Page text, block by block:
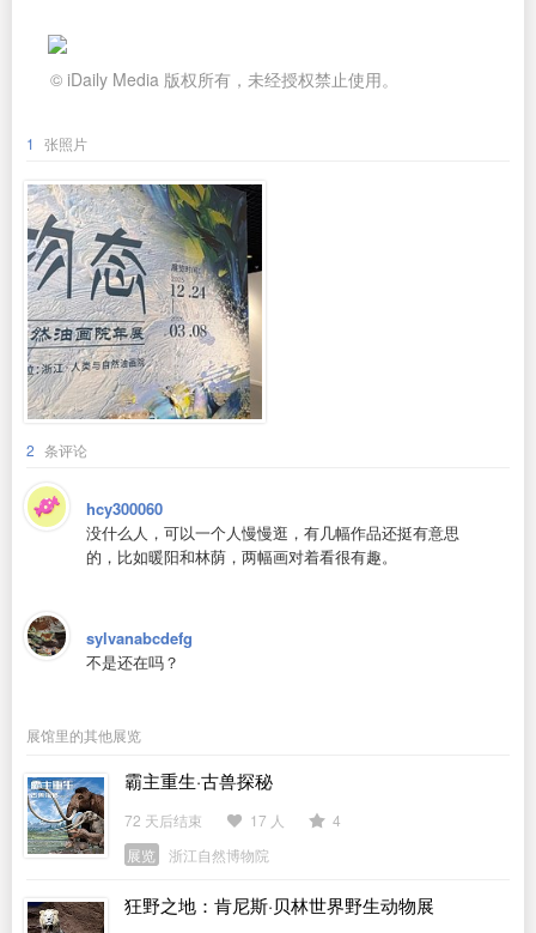
© iDaily Media 版权所有，未经授权禁止使用。
1 张照片
2 条评论
hcy300060
没什么人，可以一个人慢慢逛，有几幅作品还挺有意思
的，比如暖阳和林荫，两幅画对着看很有趣。
sylvanabcdefg
不是还在吗？
展馆里的其他展览
霸主重生·古兽探秘
72 天后结束 17 人
4
展览
浙江自然博物院
狂野之地：肯尼斯·贝林世界野生动物展